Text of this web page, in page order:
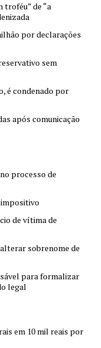
troféu” de “a
por declarações
sem
é condenado por
após comunicação
processo de
de vítima de
sobrenome de
para formalizar
legal
em 10 mil reais por